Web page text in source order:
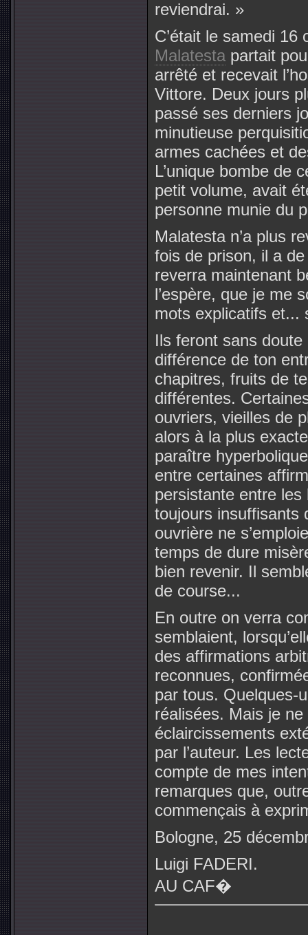
reviendrai. »
C’était le samedi
Malatesta partait
arrêté et recevait
Vittore. Deux jours
passé ses derniers
minutieuse
armes cachées et
L’unique bombe de
petit volume, avait
personne munie du
Malatesta n’a plus
fois de prison, il a
reverra maintenant
l’espère, que je me
mots explicatifs et...
Ils feront sans
différence de ton
chapitres, fruits de
différentes.
ouvriers, vieilles de
alors à la plus
paraître
entre certaines
persistante entre
toujours insuffisants
ouvrière ne
temps de dure
bien revenir. Il
de course...
En outre on verra
semblaient,
des affirmations
reconnues,
par tous. Quelques-
réalisées. Mais je
éclaircissements
par l’auteur. Les
compte de mes
remarques que,
commençais à
Bologne, 25
Luigi FADERI.
AU CAF�